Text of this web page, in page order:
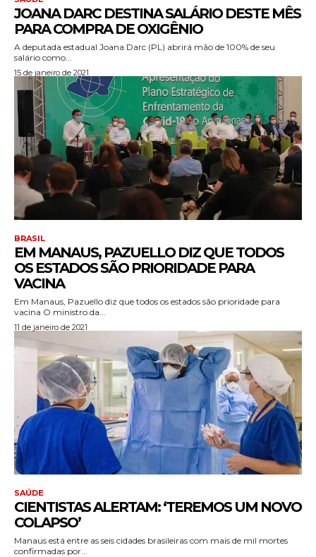
JOANA DARC DESTINA SALÁRIO DESTE MÊS
PARA COMPRA DE OXIGÊNIO
A deputada estadual Joana Darc (PL) abrirá mão de 100% de seu
salário como...
15 de janeiro de 2021
BRASIL
EM MANAUS, PAZUELLO DIZ QUE TODOS
OS ESTADOS SÃO PRIORIDADE PARA
VACINA
Em Manaus, Pazuello diz que todos os estados são prioridade para
vacina O ministro da...
11 de janeiro de 2021
SAÚDE
CIENTISTAS ALERTAM: ‘TEREMOS UM NOVO
COLAPSO’
Manaus está entre as seis cidades brasileiras com mais de mil mortes
confirmadas por...